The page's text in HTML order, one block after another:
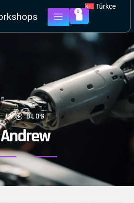
Türkçe
0
EV BLOG
Andrew